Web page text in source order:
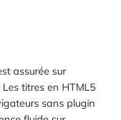
assurée sur
titres en HTML5
sans plugin